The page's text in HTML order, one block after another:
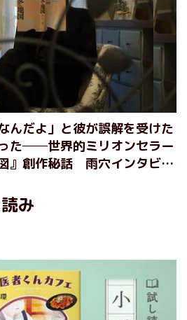
んだよ」と彼が誤解を受けた
た──世界的ミリオンセラー
』創作秘話 雨穴インタビュ
み